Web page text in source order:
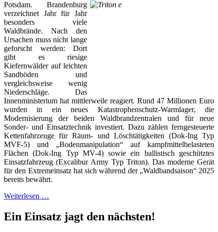
Potsdam. Brandenburg
verzeichnet Jahr für Jahr
besonders viele
Waldbrände. Nach den
Ursachen muss nicht lange
geforscht werden: Dort
gibt es riesige
Kiefernwälder auf leichten
Sandböden und
vergleichsweise wenig
Niederschläge. Das
Innenministerium hat mittlerweile reagiert. Rund 47 Millionen Euro
wurden in ein neues Katastrophenschutz-Warmlager, die
Modernisierung der beiden Waldbrandzentralen und für neue
Sonder- und Einsatztechnik investiert. Dazu zählen ferngesteuerte
Kettenfahrzeuge für Räum- und Löschtätigkeiten (Dok-Ing Typ
MVF-5) und „Bodenmanipulation“ auf kampfmittelbelasteten
Flächen (Dok-Ing Typ MV-4) sowie ein ballistisch geschütztes
Einsatzfahrzeug (Excalibur Army Typ Triton). Das moderne Gerät
für den Extremeinsatz hat sich während der „Waldbandsaison“ 2025
bereits bewährt.
Weiterlesen …
Ein Einsatz jagt den nächsten!